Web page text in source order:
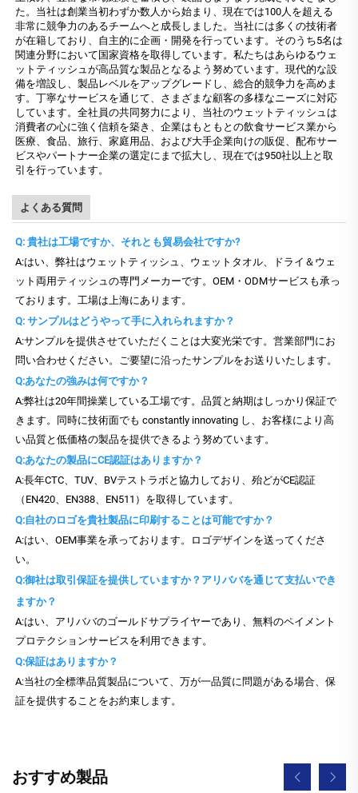
た。当社は創業当初わずか数人から始まり、現在では100人を超える
非常に競争力のあるチームへと成長しました。当社には多くの技術者
が在籍しており、自主的に企画・開発を行っています。そのうち5名は
関連分野において国家資格を取得しています。私たちはあらゆるウェ
ットティッシュが高品質な製品となるよう努めています。現代的な設
備を増設し、製品レベルをアップグレードし、総合的競争力を高めま
す。丁寧なサービスを通じて、さまざまな顧客の多様なニーズに対応
しています。全社員の共同努力により、当社のウェットティッシュは
消費者の心に強く信頼を築き、企業はもともとの飲食サービス業から
医療、食品、旅行、家庭用品、および大手企業向けの販促、配布サー
ビスやパートナー企業の選定にまで拡大し、現在では950社以上と取
引を行っています。
よくある質問
Q: 貴社は工場ですか、それとも貿易会社ですか?
A:はい、弊社はウェットティッシュ、ウェットタオル、ドライ＆ウェ
ット両用ティッシュの専門メーカーです。OEM・ODMサービスも承っ
ております。工場は上海にあります。
Q: サンプルはどうやって手に入れられますか？
A:サンプルを提供させていただくことは大変光栄です。営業部門にお
問い合わせください。ご要望に沿ったサンプルをお送りいたします。
Q:あなたの強みは何ですか？
A:弊社は20年間操業している工場です。品質と納期はしっかり保証で
きます。同時に技術面でも constantly innovating し、お客様により高
い品質と低価格の製品を提供できるよう努めています。
Q:あなたの製品にCE認証はありますか？
A:長年CTC、TUV、BVテストラボと協力しており、殆どがCE認証
（EN420、EN388、EN511）を取得しています。
Q:自社のロゴを貴社製品に印刷することは可能ですか？
A:はい、OEM事業を承っております。ロゴデザインを送ってくださ
い。
Q:御社は取引保証を提供していますか？アリババを通じて支払いでき
ますか？
A:はい、アリババのゴールドサプライヤーであり、無料のペイメント
プロテクションサービスを利用できます。
Q:保証はありますか？
A:当社の全標準品質製品について、万が一品質に問題がある場合、保
証を提供することをお約束します。
おすすめ製品